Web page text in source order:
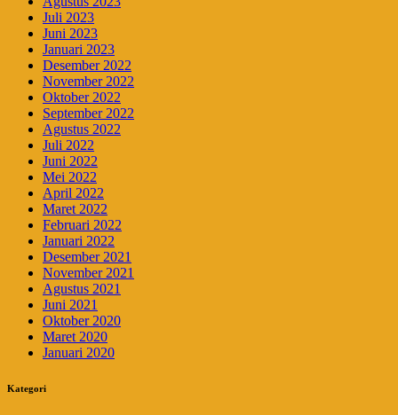
Juli 2023
Juni 2023
Januari 2023
Desember 2022
November 2022
Oktober 2022
September 2022
Agustus 2022
Juli 2022
Juni 2022
Mei 2022
April 2022
Maret 2022
Februari 2022
Januari 2022
Desember 2021
November 2021
Agustus 2021
Juni 2021
Oktober 2020
Maret 2020
Januari 2020
Kategori